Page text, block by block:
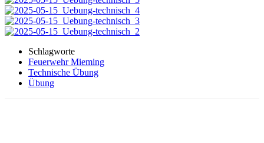
Schlagworte
Feuerwehr Mieming
Technische Übung
Übung